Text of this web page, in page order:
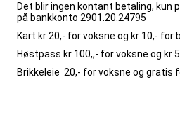
Det blir ingen kontant betaling, kun
på bankkonto 2901.20.24795
Kart kr 20,- for voksne og kr 10,- for
Høstpass kr 100,,- for voksne og kr
Brikkeleie 20,- for voksne og gratis